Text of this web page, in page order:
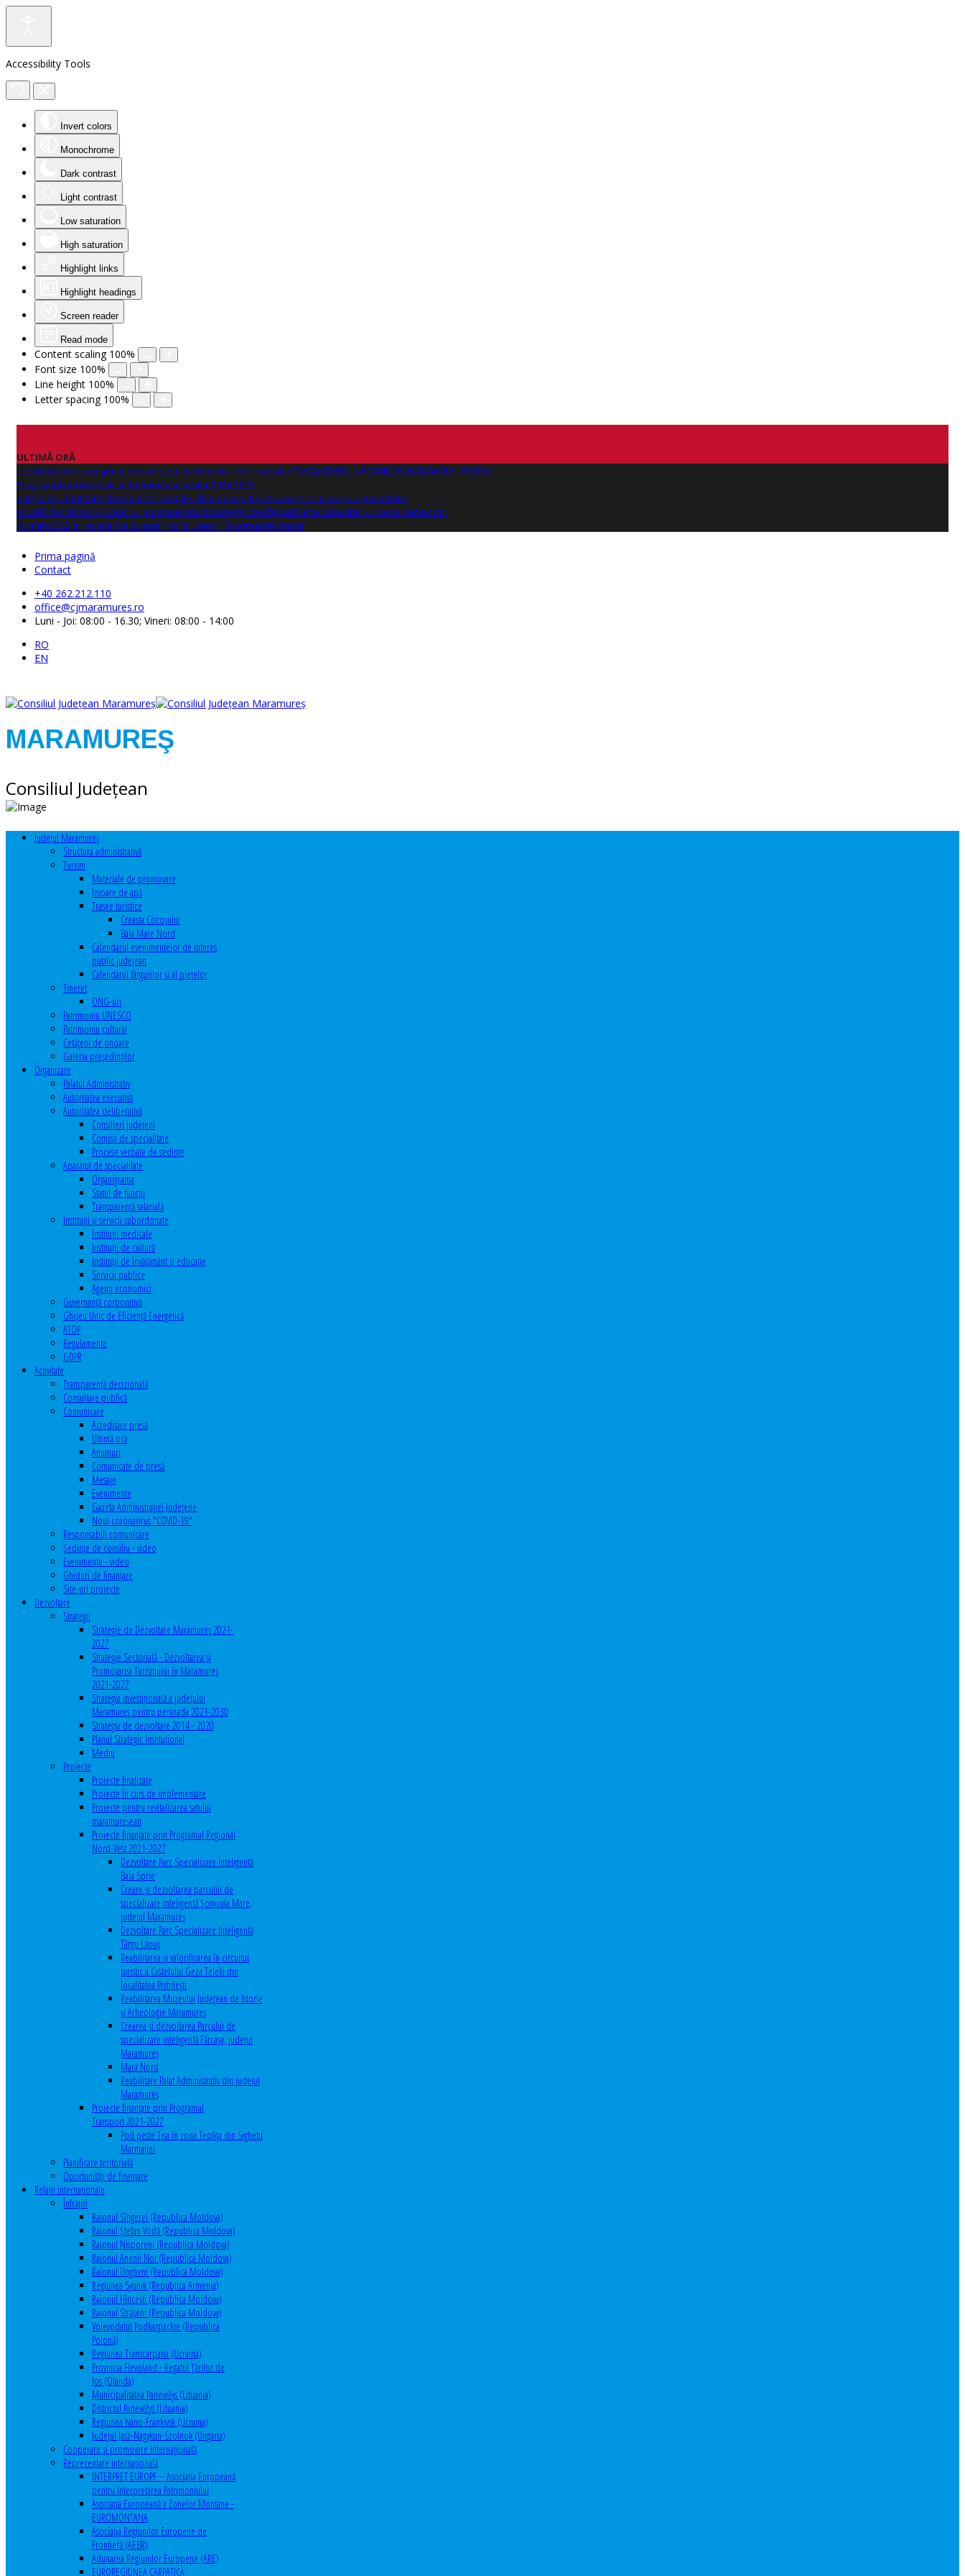
Accessibility Tools
Invert colors
Monochrome
Dark contrast
Light contrast
Low saturation
High saturation
Highlight links
Highlight headings
Screen reader
Read mode
Content scaling 100%
Font size 100%
Line height 100%
Letter spacing 100%
ULTIMĂ ORĂ
Lucrări de montare grinzi prefabricate la obiectivul de investitie PASAJ CLUBUL VĂCARILOR (BAIA MARE - RECEA)
Programul pentru școli al României an școlar 2024-2025
Cărțile de identitate electronice și simple, disponibile din 10 iunie și în municipiul Baia Mare
ANUNŢ IMPORTANT! Consiliul Județean Maramureș își desfășoară activitatea într-un sediu temporar.
Numărul 262 al revistei de cultură "Nord Literar" își așteaptă cititorii
Prima pagină
Contact
+40 262.212.110
office@cjmaramures.ro
Luni - Joi: 08:00 - 16.30; Vineri: 08:00 - 14:00
RO
EN
MARAMUREŞ
Consiliul Judeţean
Judeţul Maramureş
Structura administrativă
Turism
Materiale de promovare
Izvoare de apă
Trasee turistice
Creasta Cocoșului
Baia Mare Nord
Calendarul evenimentelor de interes
public judeţean
Calendarul târgurilor şi al pieţelor
Tineret
ONG-uri
Patrimoniu UNESCO
Patrimoniu cultural
Cetăţeni de onoare
Galeria președinților
Organizare
Palatul Administrativ
Autoritatea executivă
Autoritatea deliberativă
Consilieri judeţeni
Comisii de specialitate
Procese verbale de sedinte
Aparatul de specialitate
Organigrama
Statul de funcții
Transparență salarială
Instituţii şi servicii subordonate
Instituţii medicale
Instituţii de cultură
Instituţii de învăţământ şi educaţie
Servicii publice
Agenţi economici
Guvernanță corporativă
Ghişeu Unic de Eficienţă Energetică
ATOP
Regulamente
GDPR
Activitate
Transparenţă decizională
Consultare publică
Comunicare
Acreditare presă
Ultimă oră
Anunţuri
Comunicate de presă
Mesaje
Evenimente
Gazeta Administraţiei Judeţene
Noul coronavirus "COVID-19"
Responsabili comunicare
Şedinţe de consiliu - video
Evenimente - video
Ghiduri de finanţare
Site-uri proiecte
Dezvoltare
Strategii
Strategie de Dezvoltare Maramureș 2021-
2027
Strategie Sectorială - Dezvoltarea și
Promovarea Turismului în Maramureș
2021-2027
Strategia investiţională a județului
Maramureș pentru perioada 2021-2030
Strategia de dezvoltare 2014 - 2020
Planul Strategic Instituţional
Mediu
Proiecte
Proiecte finalizate
Proiecte în curs de implementare
Proiecte pentru revitalizarea satului
maramureşean
Proiecte finanțate prin Programul Regional
Nord-Vest 2021-2027
Dezvoltare Parc Specializare Inteligentă
Baia Sprie
Creare și dezvoltarea parcului de
specializare inteligentă Șomcuta Mare,
județul Maramureș
Dezvoltare Parc Specializare Inteligentă
Târgu Lăpuș
Reabilitarea și valorificarea în circuitul
turistic a Castelului Geza Teleki din
localitatea Pribilești
Reabilitarea Muzeului Județean de Istorie
și Arheologie Maramureș
Crearea și dezvoltarea Parcului de
specializare inteligentă Fărcașa, județul
Maramureș
Mara Nord
Reabilitare Palat Administrativ din județul
Maramureș
Proiecte finanțate prin Programul
Transport 2021-2027
Pod peste Tisa în zona Teplița din Sighetu
Marmației
Planificare teritorială
Oportunităţi de finanţare
Relaţii internaţionale
Înfrăţiri
Raionul Sîngerei (Republica Moldova)
Raionul Ștefan Vodă (Republica Moldova)
Raionul Nisporeni (Republica Moldova)
Raionul Anenii Noi (Republica Moldova)
Raionul Ungheni (Republica Moldova)
Regiunea Syunik (Republica Armenia)
Raionul Hîncești (Republica Moldova)
Raionul Străşeni (Republica Moldova)
Voievodatul Podkarpackie (Republica
Polonă)
Regiunea Transcarpatia (Ucraina)
Provincia Flevoland - Regatul Ţărilor de
Jos (Olanda)
Municipalitatea Panevėžys (Lituania)
Districtul Panevėžys (Lituania)
Regiunea Ivano-Frankivsk (Ucraina)
Judeţul Jasz-Nagykun-Szolnok (Ungaria)
Cooperare şi promovare internaţională
Reprezentare internaţională
INTERPRET EUROPE – Asociația Europeană
pentru Interpretarea Patrimoniului
Asociația Europeană a Zonelor Montane -
EUROMONTANA
Asociația Regiunilor Europene de
Frontieră (AEBR)
Adunarea Regiunilor Europene (ARE)
EUROREGIUNEA CARPATICĂ